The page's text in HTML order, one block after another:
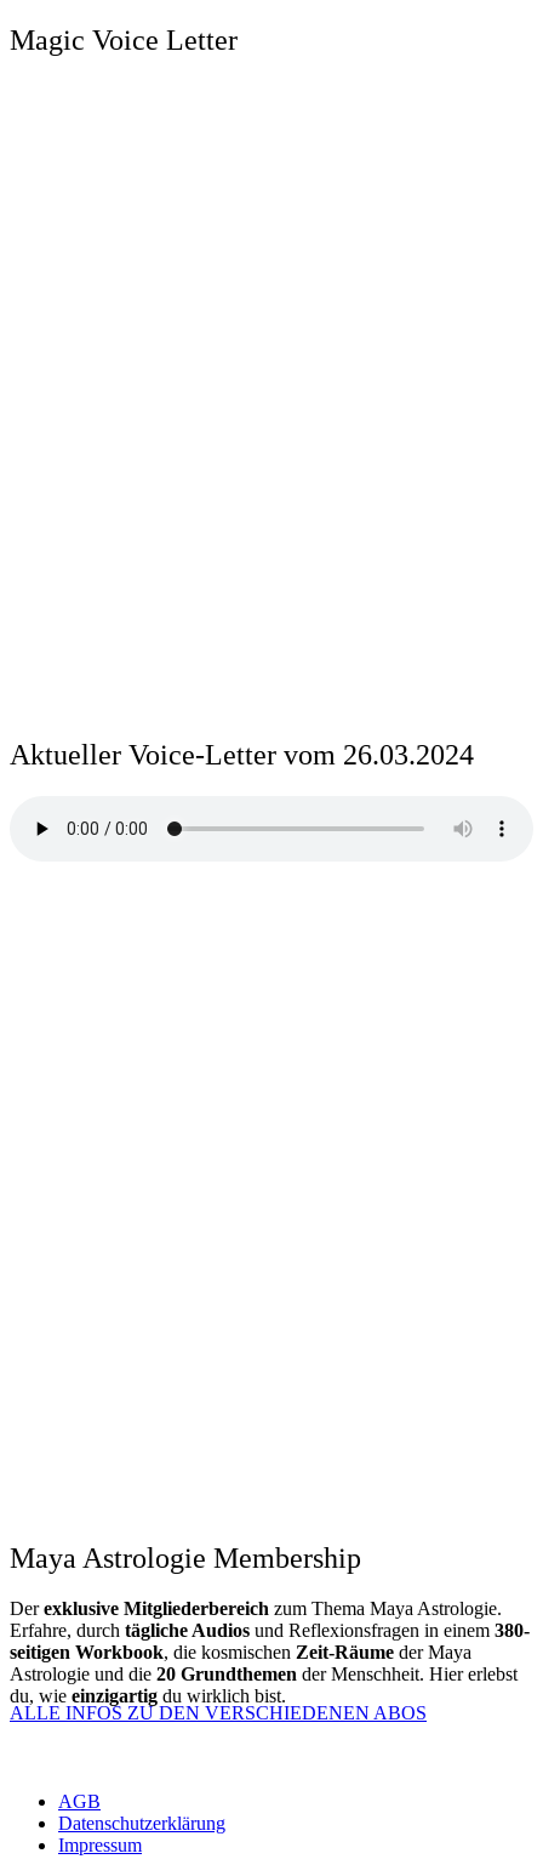
Magic Voice Letter
Aktueller Voice-Letter vom 26.03.2024
Maya Astrologie Membership
Derexklusive Mitgliederbereich zum Thema Maya Astrologie.
Erfahre, durch tägliche Audios und Reflexionsfragen in einem 380-
seitigen Workbook, die kosmischen Zeit-Räume der Maya
Astrologie und die 20 Grundthemen der Menschheit. Hier erlebst
du, wie einzigartig du wirklich bist.
ALLE INFOS ZU DEN VERSCHIEDENEN ABOS
AGB
Datenschutzerklärung
Impressum